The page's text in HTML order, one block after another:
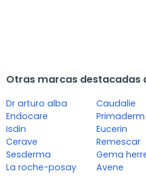
Otras marcas destacadas
Dr arturo alba
Endocare
Isdin
Cerave
Sesderma
La roche-posay
Caudalie
Primaderm
Eucerin
Remescar
Gema
Avene